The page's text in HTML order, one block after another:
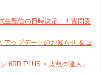
生配信の日時決定！！質問受
アップデートのお知らせ & コ
6RR PLUS × 太鼓の達人」